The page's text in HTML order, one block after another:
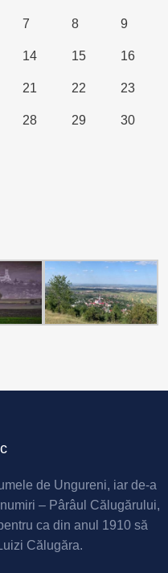
7 8 9
14 15 16
21 22 23
28 29 30
de Ungureni, iar de-a
– Pârâul Călugărului,
ca din anul 1910 să
Călugăra.